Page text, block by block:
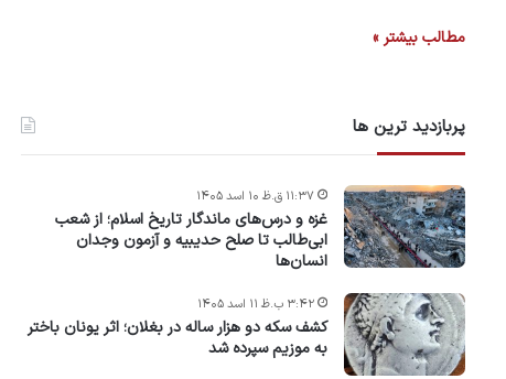
مطالب بیشتر »
پربازدید ترین ها
غزه و درس‌های ماندگار تاریخ اسلام؛ از شعب
ابی‌طالب تا صلح حدیبیه و آزمون وجدان
انسان‌ها
۱۱:۳۷ ق.ظ ۱۰ اسد ۱۴۰۵
کشف سکه دو هزار ساله در بغلان؛ اثر یونان باختر
به موزیم سپرده شد
۳:۴۲ ب.ظ ۱۱ اسد ۱۴۰۵